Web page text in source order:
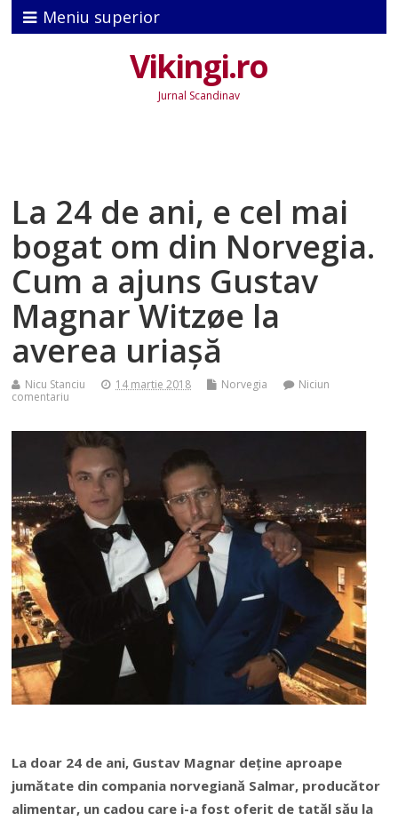
Meniu superior
Vikingi.ro
Jurnal Scandinav
La 24 de ani, e cel mai
bogat om din Norvegia.
Cum a ajuns Gustav
Magnar Witzøe la
averea uriașă
Nicu Stanciu 14 martie 2018 Norvegia
Niciun
comentariu
La doar 24 de ani, Gustav Magnar deține aproape
jumătate din compania norvegiană Salmar, producător
alimentar, un cadou care i-a fost oferit de tatăl său la